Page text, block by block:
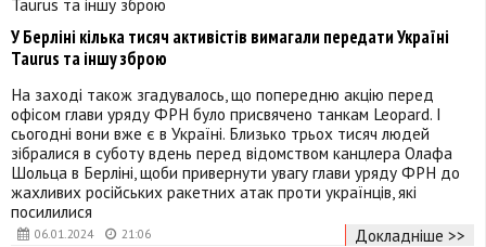
06.01.2024 21:06
У Берліні кілька тисяч активістів вимагали передати Україні
Taurus та іншу зброю
На заході також згадувалось, що попередню акцію перед
офісом глави уряду ФРН було присвячено танкам Leopard. І
сьогодні вони вже є в Україні. Близько трьох тисяч людей
зібралися в суботу вдень перед відомством канцлера Олафа
Шольца в Берліні, щоби привернути увагу глави уряду ФРН до
жахливих російських ракетних атак проти українців, які
посилилися
Докладніше >>